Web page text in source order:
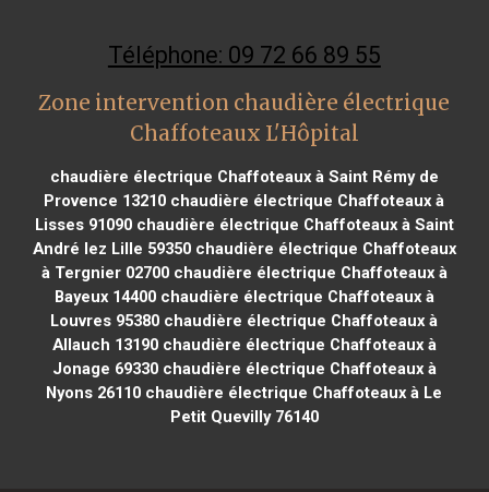
Téléphone: 09 72 66 89 55
Zone intervention chaudière électrique
Chaffoteaux L'Hôpital
chaudière électrique Chaffoteaux à Saint Rémy de
Provence 13210 chaudière électrique Chaffoteaux à
Lisses 91090chaudière électrique Chaffoteaux à Saint
André lez Lille 59350chaudière électrique Chaffoteaux
à Tergnier 02700chaudière électrique Chaffoteaux à
Bayeux 14400chaudière électrique Chaffoteaux à
Louvres 95380 chaudière électrique Chaffoteaux à
Allauch 13190chaudière électrique Chaffoteaux à
Jonage 69330chaudière électrique Chaffoteaux à
Nyons 26110 chaudière électrique Chaffoteaux à Le
Petit Quevilly 76140